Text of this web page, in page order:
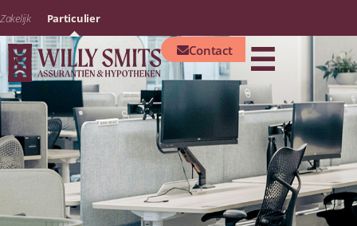
Zakelijk Particulier
Contact